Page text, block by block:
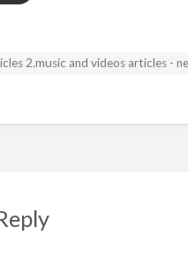
2.music and videos articles -